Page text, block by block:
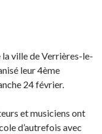
la ville de Verrières-le-
leur 4ème
24 février.
et musiciens ont
d’autrefois avec